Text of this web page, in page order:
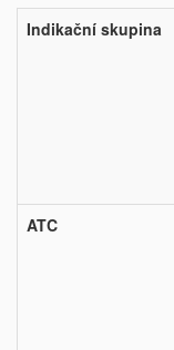
Indikační skupina
ATC